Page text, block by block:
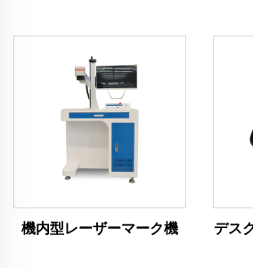
機内型レーザーマーク機
デス